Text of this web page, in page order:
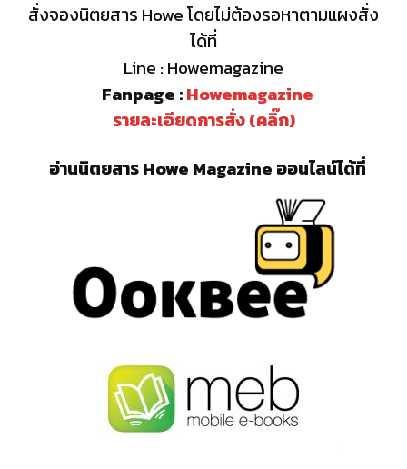
สั่งจองนิตยสาร Howe โดยไม่ต้องรอหาตามแผงสั่ง
ได้ที่
Line : Howemagazine
Fanpage :Howemagazine
รายละเอียดการสั่ง (คลิ๊ก)
อ่านนิตยสาร Howe Magazine ออนไลน์ได้ที่